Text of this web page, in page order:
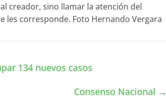
creador, sino llamar la atención del
les corresponde. Foto Hernando Vergara
134 nuevos casos
Consenso Nacional →